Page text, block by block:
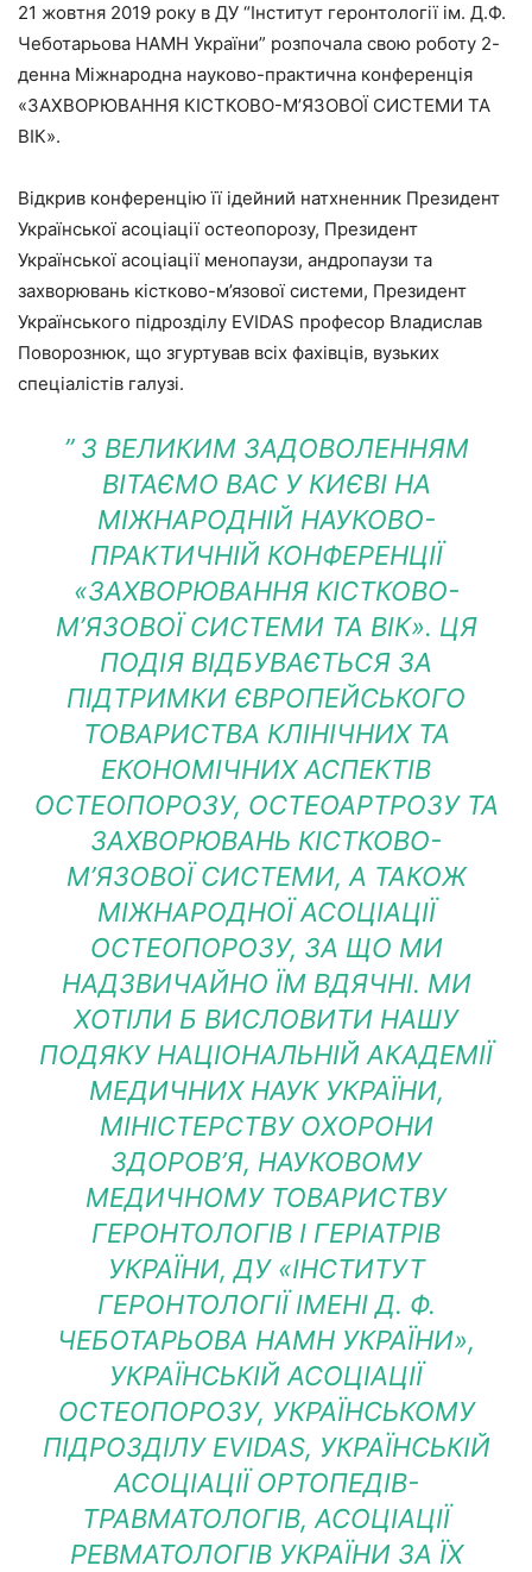
21 жовтня 2019 року в ДУ “Інститут геронтології ім. Д.Ф.
Чеботарьова НАМН України” розпочала свою роботу 2-
денна Міжнародна науково-практична конференція
«ЗАХВОРЮВАННЯ КІСТКОВО-М’ЯЗОВОЇ СИСТЕМИ ТА
ВІК».
Відкрив конференцію її ідейний натхненник Президент
Української асоціації остеопорозу, Президент
Української асоціації менопаузи, андропаузи та
захворювань кістково-м’язової системи, Президент
Українського підрозділу EVIDAS професор Владислав
Поворознюк, що згуртував всіх фахівців, вузьких
спеціалістів галузі.
” З ВЕЛИКИМ ЗАДОВОЛЕННЯМ
ВІТАЄМО ВАС У КИЄВІ НА
МІЖНАРОДНІЙ НАУКОВО-
ПРАКТИЧНІЙ КОНФЕРЕНЦІЇ
«ЗАХВОРЮВАННЯ КІСТКОВО-
М’ЯЗОВОЇ СИСТЕМИ ТА ВІК». ЦЯ
ПОДІЯ ВІДБУВАЄТЬСЯ ЗА
ПІДТРИМКИ ЄВРОПЕЙСЬКОГО
ТОВАРИСТВА КЛІНІЧНИХ ТА
ЕКОНОМІЧНИХ АСПЕКТІВ
ОСТЕОПОРОЗУ, ОСТЕОАРТРОЗУ ТА
ЗАХВОРЮВАНЬ КІСТКОВО-
М’ЯЗОВОЇ СИСТЕМИ, А ТАКОЖ
МІЖНАРОДНОЇ АСОЦІАЦІЇ
ОСТЕОПОРОЗУ, ЗА ЩО МИ
НАДЗВИЧАЙНО ЇМ ВДЯЧНІ. МИ
ХОТІЛИ Б ВИСЛОВИТИ НАШУ
ПОДЯКУ НАЦІОНАЛЬНІЙ АКАДЕМІЇ
МЕДИЧНИХ НАУК УКРАЇНИ,
МІНІСТЕРСТВУ ОХОРОНИ
ЗДОРОВ’Я, НАУКОВОМУ
МЕДИЧНОМУ ТОВАРИСТВУ
ГЕРОНТОЛОГІВ І ГЕРІАТРІВ
УКРАЇНИ, ДУ «ІНСТИТУТ
ГЕРОНТОЛОГІЇ ІМЕНІ Д. Ф.
ЧЕБОТАРЬОВА НАМН УКРАЇНИ»,
УКРАЇНСЬКІЙ АСОЦІАЦІЇ
ОСТЕОПОРОЗУ, УКРАЇНСЬКОМУ
ПІДРОЗДІЛУ EVIDAS, УКРАЇНСЬКІЙ
АСОЦІАЦІЇ ОРТОПЕДІВ-
ТРАВМАТОЛОГІВ, АСОЦІАЦІЇ
РЕВМАТОЛОГІВ УКРАЇНИ ЗА ЇХ